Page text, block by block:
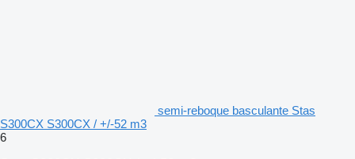
semi-reboque basculante Stas
S300CX S300CX / +/-52 m3
6